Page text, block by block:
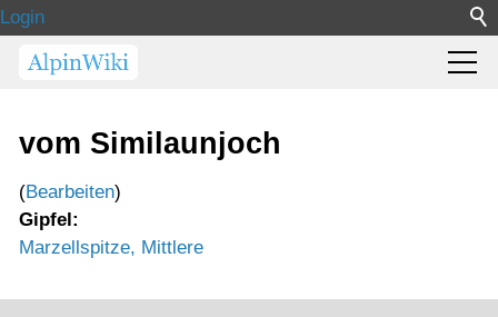
Login
vom Similaunjoch
(Bearbeiten)
Gipfel:
Marzellspitze, Mittlere